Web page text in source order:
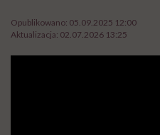
Opublikowano: 05.09.2025 12:00
Aktualizacja: 02.07.2026 13:25